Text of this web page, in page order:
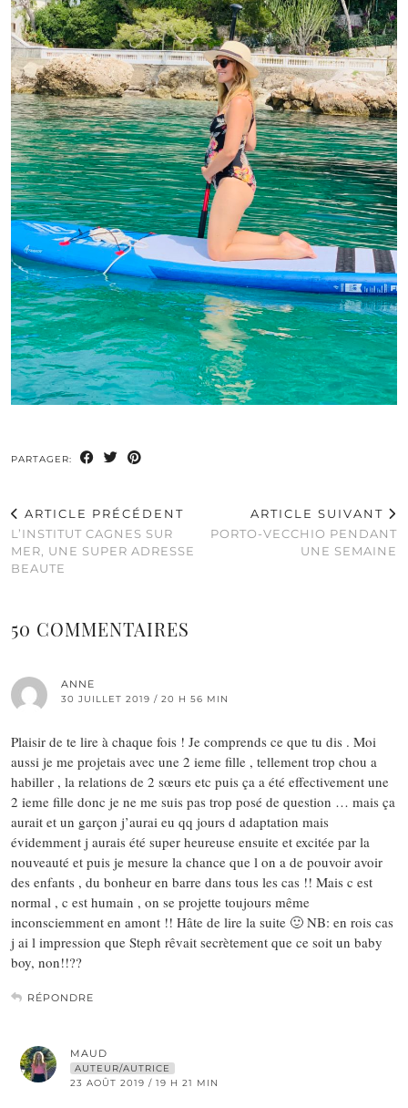
PARTAGER:
ARTICLE PRÉCÉDENT
L’INSTITUT CAGNES SUR
MER, UNE SUPER ADRESSE
BEAUTE
ARTICLE SUIVANT
PORTO-VECCHIO PENDANT
UNE SEMAINE
50 COMMENTAIRES
ANNE
30 JUILLET 2019 / 20 H 56 MIN
Plaisir de te lire à chaque fois ! Je comprends ce que tu dis . Moi
aussi je me projetais avec une 2 ieme fille , tellement trop chou a
habiller , la relations de 2 sœurs etc puis ça a été effectivement une
2 ieme fille donc je ne me suis pas trop posé de question … mais ça
aurait et un garçon j’aurai eu qq jours d adaptation mais
évidemment j aurais été super heureuse ensuite et excitée par la
nouveauté et puis je mesure la chance que l on a de pouvoir avoir
des enfants , du bonheur en barre dans tous les cas !! Mais c est
normal , c est humain , on se projette toujours même
inconsciemment en amont !! Hâte de lire la suite 🙂 NB: en rois cas
j ai l impression que Steph rêvait secrètement que ce soit un baby
boy, non!!??
RÉPONDRE
MAUD
AUTEUR/AUTRICE
23 AOÛT 2019 / 19 H 21 MIN